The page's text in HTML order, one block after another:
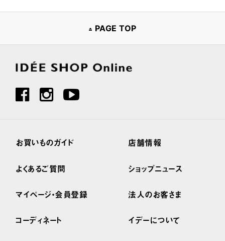
PAGE TOP
お買いものガイド
よくあるご質問
マイページ・会員登録
コーディネート
店舗情報
ショップニュース
法人のお客さま
イデーについて